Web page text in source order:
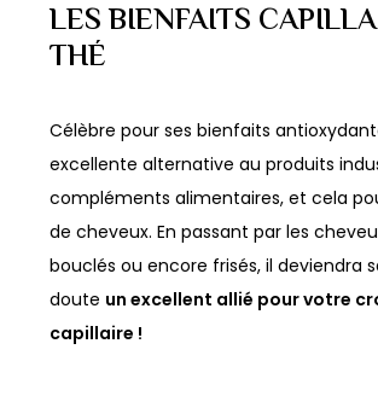
variations.
peuvent
être
choisies
sur
la
page
LES BIENFAITS
THÉ
Célèbre pour ses bienfaits
excellente alternative au produits
compléments alimentaires, et cela
de cheveux. En passant par les
bouclés ou encore frisés, il deviendra
doute un excellent allié pour votre
capillaire !